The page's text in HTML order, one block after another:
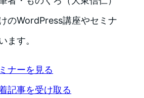
のWordPress講座やセミナ
ます。
ナーを見る
記事を受け取る